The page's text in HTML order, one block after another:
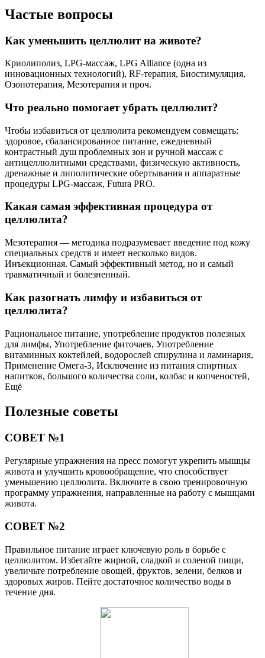
Частые вопросы
Как уменьшить целлюлит на животе?
Криолиполиз, LPG-массаж, LPG Alliance (одна из
инновационных технологий), RF-терапия, Биостимуляция,
Озонотерапия, Мезотерапия и проч.
Что реально помогает убрать целлюлит?
Чтобы избавиться от целлюлита рекомендуем совмещать:
здоровое, сбалансированное питание, ежедневный
контрастный душ проблемных зон и ручной массаж с
антицеллюлитными средствами, физическую активность,
дренажные и липолитические обертывания и аппаратные
процедуры LPG-массаж, Futura PRO.
Какая самая эффективная процедура от
целлюлита?
Мезотерапия — методика подразумевает введение под кожу
специальных средств и имеет несколько видов.
Инъекционная. Самый эффективный метод, но и самый
травматичный и болезненный.
Как разогнать лимфу и избавиться от
целлюлита?
Рациональное питание, употребление продуктов полезных
для лимфы, Употребление фиточаев, Употребление
витаминных коктейлей, водорослей спирулина и ламинария,
Применение Омега-3, Исключение из питания спиртных
напитков, большого количества соли, колбас и копченостей,
Ещё
Полезные советы
СОВЕТ №1
Регулярные упражнения на пресс помогут укрепить мышцы
живота и улучшить кровообращение, что способствует
уменьшению целлюлита. Включите в свою тренировочную
программу упражнения, направленные на работу с мышцами
живота.
СОВЕТ №2
Правильное питание играет ключевую роль в борьбе с
целлюлитом. Избегайте жирной, сладкой и соленой пищи,
увеличьте потребление овощей, фруктов, зелени, белков и
здоровых жиров. Пейте достаточное количество воды в
течение дня.